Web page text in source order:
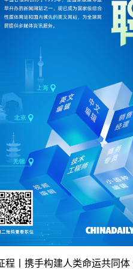
程丨携手构建人类命运共同体